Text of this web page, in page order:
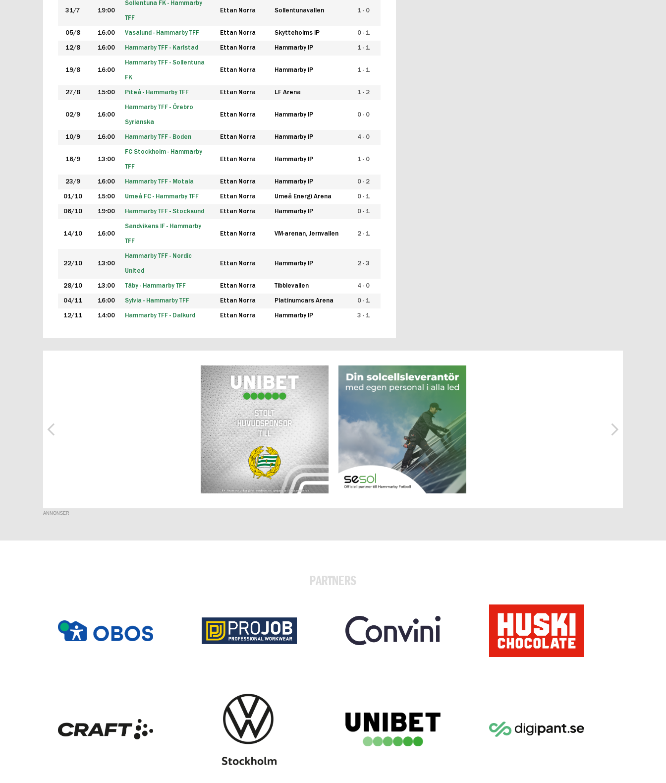
31/7 19:00
Sollentuna FK - Hammarby
TFF
Ettan Norra Sollentunavallen 1 - 0
05/8 16:00 Vasalund - Hammarby TFF Ettan Norra Skytteholms IP 0 - 1
12/8 16:00 Hammarby TFF - Karlstad Ettan Norra Hammarby IP 1 - 1
19/8 16:00
Hammarby TFF - Sollentuna
FK
Ettan Norra Hammarby IP 1 - 1
27/8 15:00 Piteå - Hammarby TFF Ettan Norra LF Arena 1 - 2
02/9 16:00
Hammarby TFF - Örebro
Syrianska
Ettan Norra Hammarby IP 0 - 0
10/9 16:00 Hammarby TFF - Boden Ettan Norra Hammarby IP 4 - 0
16/9 13:00
FC Stockholm - Hammarby
TFF
Ettan Norra Hammarby IP 1 - 0
23/9 16:00 Hammarby TFF - Motala Ettan Norra Hammarby IP 0 - 2
01/10 15:00 Umeå FC - Hammarby TFF Ettan Norra Umeå Energi Arena 0 - 1
06/10 19:00 Hammarby TFF - Stocksund Ettan Norra Hammarby IP 0 - 1
14/10 16:00
Sandvikens IF - Hammarby
TFF
Ettan Norra VM-arenan, Jernvallen 2 - 1
22/10 13:00
Hammarby TFF - Nordic
United
Ettan Norra Hammarby IP 2 - 3
28/10 13:00 Täby - Hammarby TFF Ettan Norra Tibblevallen 4 - 0
04/11 16:00 Sylvia - Hammarby TFF Ettan Norra Platinumcars Arena 0 - 1
12/11 14:00 Hammarby TFF - Dalkurd Ettan Norra Hammarby IP 3 - 1
ANNONSER
PARTNERS